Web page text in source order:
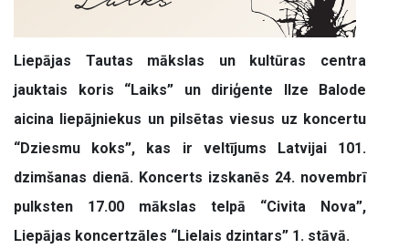
Liepājas Tautas mākslas un kultūras centra
jauktais koris “Laiks” un diriģente Ilze Balode
aicina liepājniekus un pilsētas viesus uz koncertu
“Dziesmu koks”, kas ir veltījums Latvijai 101.
dzimšanas dienā. Koncerts izskanēs 24. novembrī
pulksten 17.00 mākslas telpā “Civita Nova”,
Liepājas koncertzāles “Lielais dzintars” 1. stāvā.